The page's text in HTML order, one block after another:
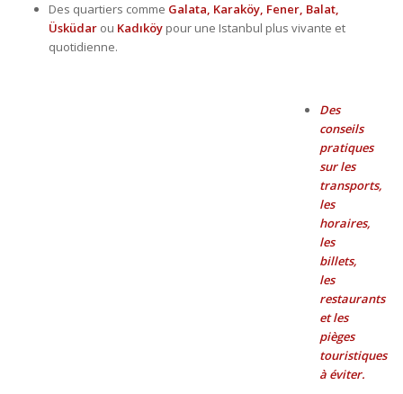
Des quartiers comme Galata, Karaköy, Fener, Balat,
Üsküdarou Kadıköypour une Istanbul plus vivante et
quotidienne.
Des
conseils
pratiques
sur les
transports,
les
horaires,
les
billets,
les
restaurants
et les
pièges
touristiques
à éviter.